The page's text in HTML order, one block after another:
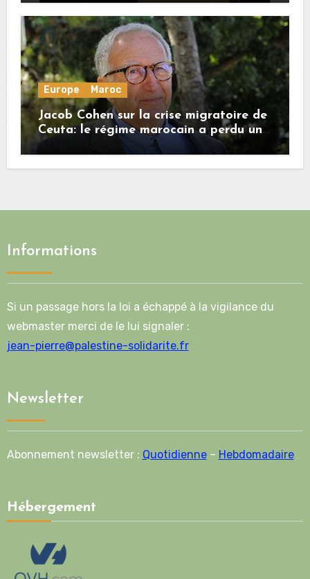
Europe Maroc
Jacob Cohen sur la crise migratoire de
Ceuta: le régime marocain a perdu une
bonne part de sa crédibilité vis-à-vis
de l’Union européenne
Informations
Si un passage hors la loi a échappé à la vigilance du
webmaster merci de le lui signaler :
jean-pierre@palestine-solidarite.fr
Newsletter
Abonnement newsletter : Quotidienne– Hebdomadaire
Hébergement